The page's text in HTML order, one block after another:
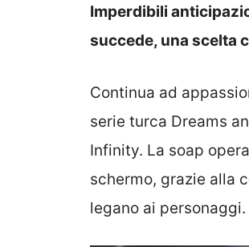
Imperdibili
succede, una scelta
Continua ad
serie turca Dreams
Infinity. La soap
schermo, grazie alla
legano ai personaggi.